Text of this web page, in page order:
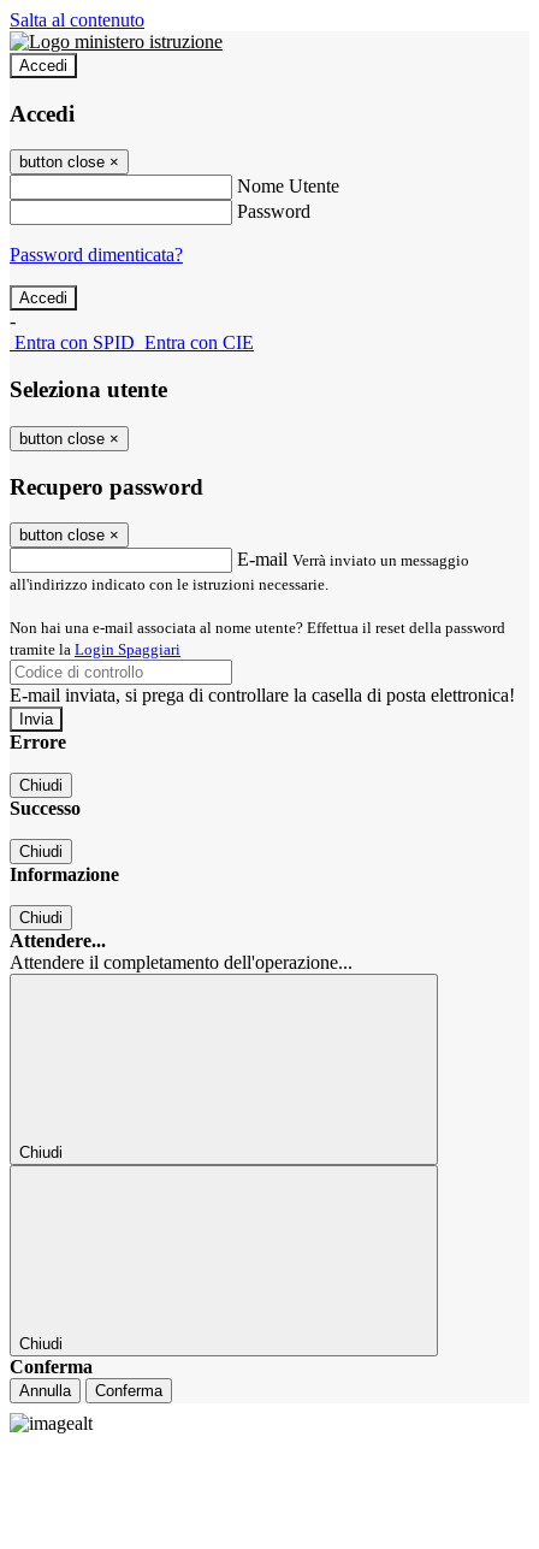
Salta al contenuto
Accedi
Accedi
button close ×
Nome Utente
Password
Password dimenticata?
-
Entra con SPID Entra con CIE
Seleziona utente
button close ×
Recupero password
button close ×
E-mail Verrà inviato un messaggio
all'indirizzo indicato con le istruzioni necessarie.
Non hai una e-mail associata al nome utente? Effettua il reset della password
tramite la Login Spaggiari
E-mail inviata, si prega di controllare la casella di posta elettronica!
Errore
Chiudi
Successo
Chiudi
Informazione
Chiudi
Attendere...
Attendere il completamento dell'operazione...
Chiudi
Chiudi
Conferma
Annulla Conferma